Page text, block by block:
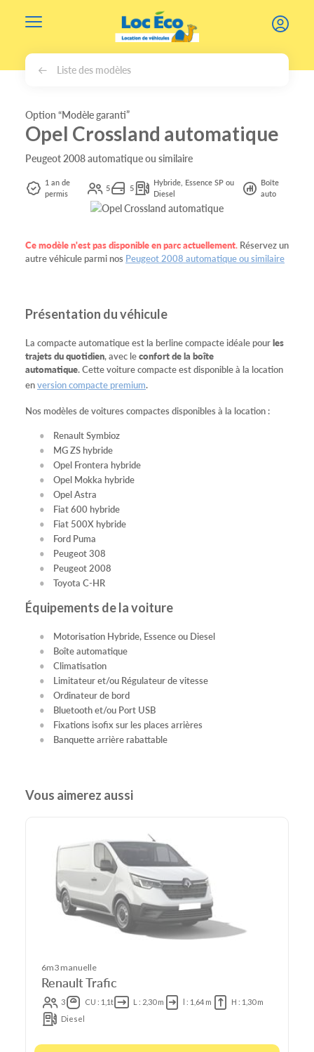
Liste des modèles
Option “Modèle garanti”
Opel Crossland automatique
Peugeot 2008 automatique ou similaire
1 an de
permis
5 5
Hybride, Essence SP ou
Diesel
Boîte
auto
Ce modèle n'est pas disponible en parc actuellement. Réservez un
autre véhicule parmi nos Peugeot 2008 automatique ou similaire
Présentation du véhicule
La compacte automatique est la berline compacte idéale pourles
trajets du quotidien, avec leconfort de la boîte
automatique. Cette voiture compacte est disponible à la location
enversion compacte premium.
Nos modèles de voitures compactes disponibles à la location :
Renault Symbioz
MG ZS hybride
Opel Frontera hybride
Opel Mokka hybride
Opel Astra
Fiat 600 hybride
Fiat 500X hybride
Ford Puma
Peugeot 308
Peugeot 2008
Toyota C-HR
Équipements de la voiture
Motorisation Hybride, Essence ou Diesel
Boîte automatique
Climatisation
Limitateur et/ou Régulateur de vitesse
Ordinateur de bord
Bluetooth et/ou Port USB
Fixations isofix sur les places arrières
Banquette arrière rabattable
Vous aimerez aussi
6m3 manuelle
Renault Trafic
3 CU : 1,1t L : 2,30 m l : 1,64 m
H : 1,30 m
Diesel